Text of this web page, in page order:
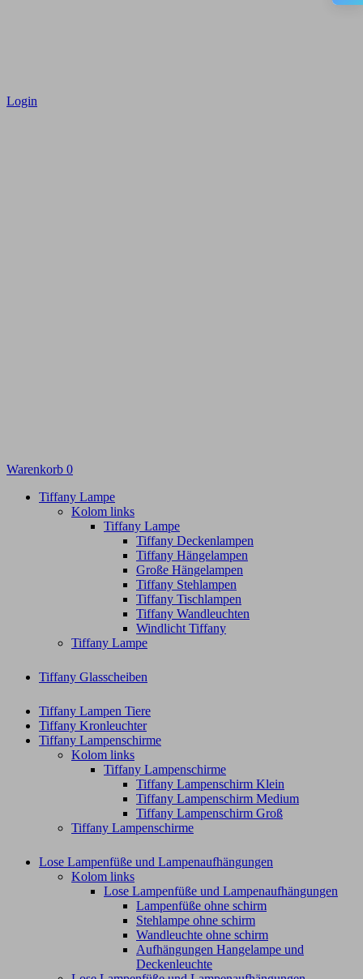
Login
Warenkorb 0
Tiffany Lampe
Kolom links
Tiffany Lampe
Tiffany Deckenlampen
Tiffany Hängelampen
Große Hängelampen
Tiffany Stehlampen
Tiffany Tischlampen
Tiffany Wandleuchten
Windlicht Tiffany
Tiffany Lampe
Tiffany Glasscheiben
Tiffany Lampen Tiere
Tiffany Kronleuchter
Tiffany Lampenschirme
Kolom links
Tiffany Lampenschirme
Tiffany Lampenschirm Klein​
Tiffany Lampenschirm Medium
Tiffany Lampenschirm Groß​
Tiffany Lampenschirme
Lose Lampenfüße und Lampenaufhängungen
Kolom links
Lose Lampenfüße und Lampenaufhängungen
Lampenfüße ohne schirm
Stehlampe ohne schirm
Wandleuchte ohne schirm
Aufhängungen Hangelampe und
Deckenleuchte